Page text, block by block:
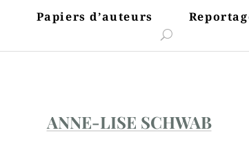
Papiers d’auteurs
ANNE-LISE SCHWAB